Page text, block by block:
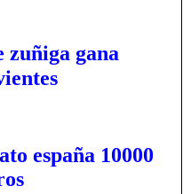
zuñiga gana
españa 10000